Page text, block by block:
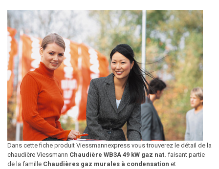
Dans cette fiche produit Viessmannexpress vous trouverez le détail de la
chaudière Viessmann Chaudière WB3A 49 kW gaz nat. faisant partie
de la famille Chaudières gaz murales à condensation et